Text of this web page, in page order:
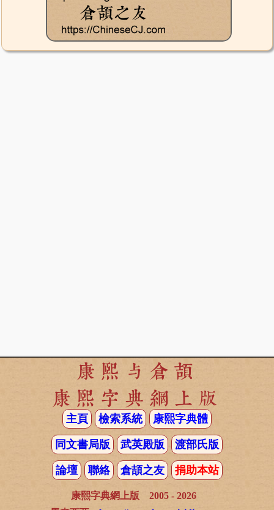
康熙与倉頡
康熙字典網上版
主頁 檢索系統 康熙字典體
同文書局版 武英殿版 渡部氏版
論壇 聯絡 倉頡之友 捐助本站
康熙字典網上版 2005 - 2026